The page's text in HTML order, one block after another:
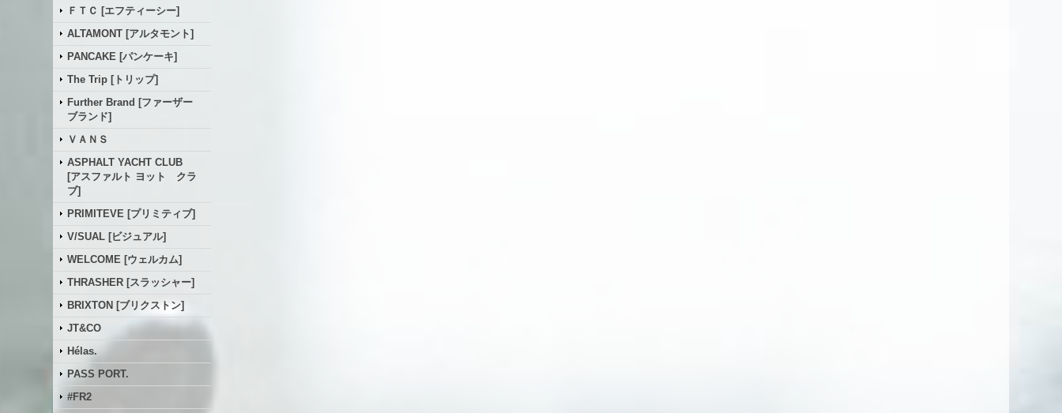
ＦＴＣ [エフティーシー]
ALTAMONT [アルタモント]
PANCAKE [パンケーキ]
The Trip [トリップ]
Further Brand [ファーザー
ブランド]
ＶＡＮＳ
ASPHALT YACHT CLUB
[アスファルト ヨット クラ
ブ]
PRIMITEVE [プリミティブ]
V/SUAL [ビジュアル]
WELCOME [ウェルカム]
THRASHER [スラッシャー]
BRIXTON [ブリクストン]
JT&CO
Hélas.
PASS PORT.
#FR2